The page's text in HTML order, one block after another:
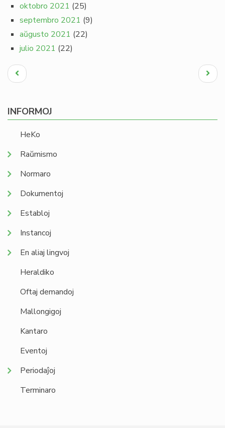
oktobro 2021 (25)
septembro 2021 (9)
aŭgusto 2021 (22)
julio 2021 (22)
Pagination
Antaŭa
paĝo
Next
page
INFORMOJ
HeKo
Raŭmismo
Normaro
Dokumentoj
Establoj
Instancoj
En aliaj lingvoj
Heraldiko
Oftaj demandoj
Mallongigoj
Kantaro
Eventoj
Periodaĵoj
Terminaro